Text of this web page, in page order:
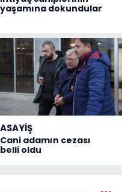
yaşamına dokundular
ASAYİŞ
Cani adamın cezası
belli oldu